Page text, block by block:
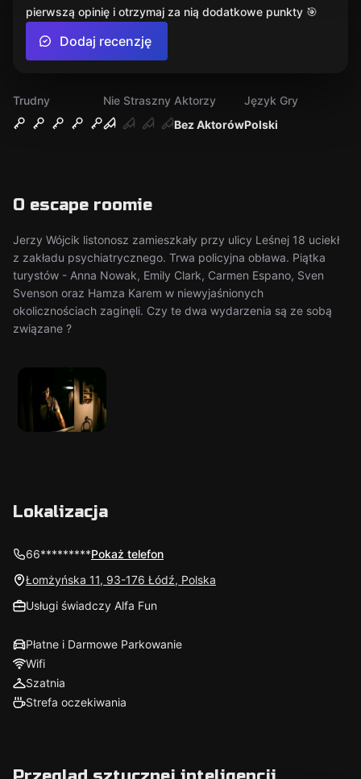
Trudny
Nie Straszny
Bez Aktorów
Aktorzy
Polski
Język Gry
O escape roomie
Jerzy Wójcik listonosz zamieszkały przy ulicy Leśnej 18 uciekł
z zakładu psychiatrycznego. Trwa policyjna obława. Piątka
turystów - Anna Nowak, Emily Clark, Carmen Espano, Sven
Svenson oraz Hamza Karem w niewyjaśnionych
okolicznościach zaginęli. Czy te dwa wydarzenia są ze sobą
związane ?
pierwszą opinię i otrzymaj za nią dodatkowe punkty 🎯
Dodaj recenzję
Lokalizacja
66*********Pokaż telefon
Łomżyńska 11, 93-176 Łódź, Polska
Usługi świadczy Alfa Fun
Płatne i Darmowe Parkowanie
Wifi
Szatnia
Strefa oczekiwania